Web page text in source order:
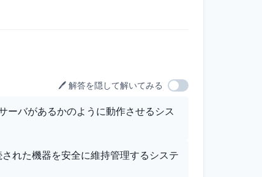
🖊️ 解答を隠して解いてみる
ーバがあるかのように動作させるシス
れた機器を安全に維持管理するシステ